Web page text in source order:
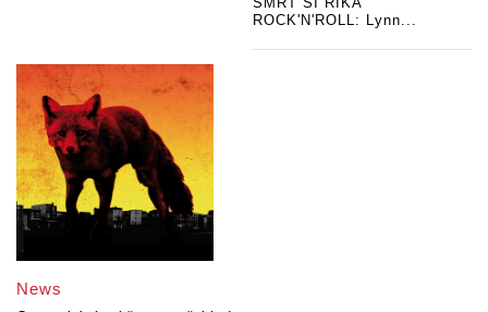
ROCK'N'ROLL: Lynn...
News